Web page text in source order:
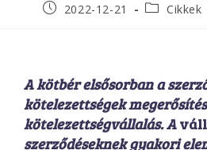
2022-12-21 Cikkek
A kötbér elsősorban a
kötelezettségek
kötelezettségvállalás. A
szerződéseknek gyakori